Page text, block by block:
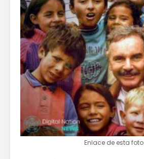
Enlace de esta foto